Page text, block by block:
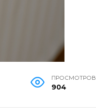
ПРОСМОТРОВ
904